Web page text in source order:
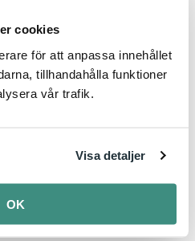
cookies
för att anpassa innehållet
tillhandahålla funktioner
vår trafik.
Visa detaljer
OK
har blivit en avgörande
företag beslutar...
två största kollektivavtal,
på 30 minuter